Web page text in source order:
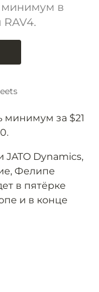
минимум в
минимум за $21
JATO Dynamics,
Фелипе
в пятёрке
и в конце